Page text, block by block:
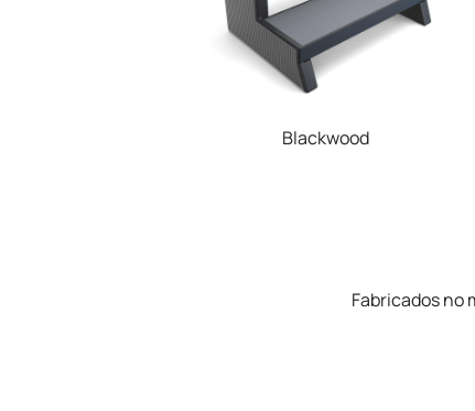
Blackwood
Fabricados no